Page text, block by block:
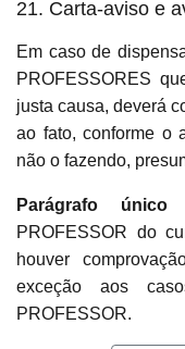
21. Carta-aviso e
Em caso de
PROFESSORES
justa causa, deverá
ao fato, conforme o
não o fazendo,
Parágrafo
PROFESSOR do
houver
exceção aos
PROFESSOR.